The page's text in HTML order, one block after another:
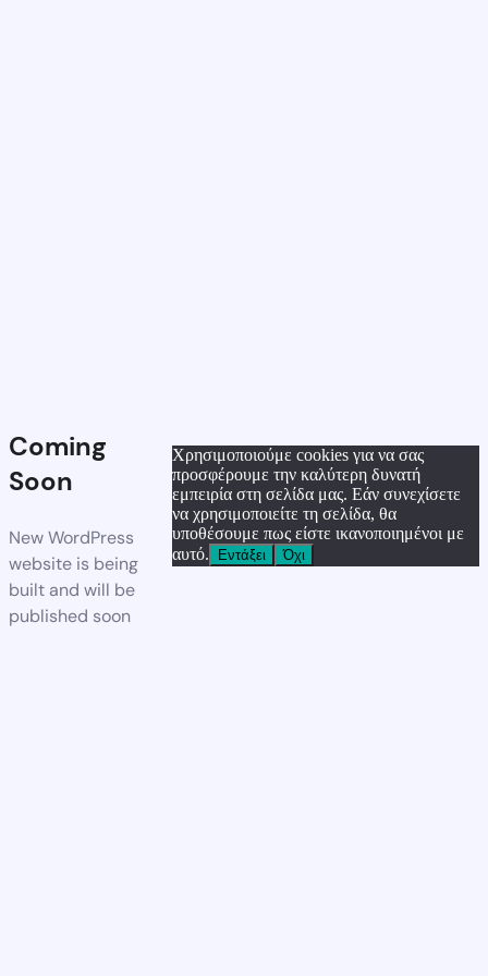
Coming
Soon
New WordPress
website is being
built and will be
published soon
Χρησιμοποιούμε cookies για να σας
προσφέρουμε την καλύτερη δυνατή
εμπειρία στη σελίδα μας. Εάν συνεχίσετε
να χρησιμοποιείτε τη σελίδα, θα
υποθέσουμε πως είστε ικανοποιημένοι με
αυτό.
Εντάξει Όχι